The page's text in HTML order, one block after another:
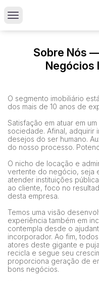
Sobre Nós
Negócios
O segmento imobiliário
dos mais de 10 anos de
Satisfação em atuar em
sociedade. Afinal, adquirir
desejos do ser humano.
do nosso processo.
O nicho de locação e
vertente do negócio, seja
atender instituições
ao cliente, foco no
desta empresa.
Temos uma visão
experiência também em
contempla desde o
incorporador. Ao fim,
atores deste gigante e
recicla e segue seu
proporciona geração de
bons negócios.